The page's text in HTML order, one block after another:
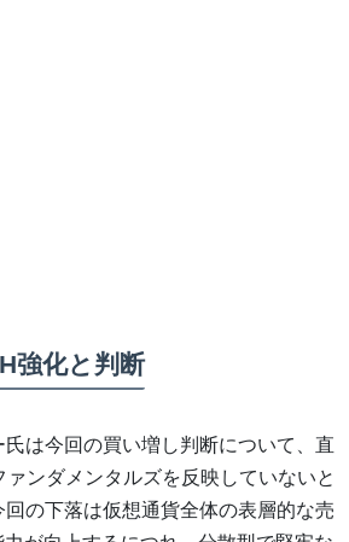
強化と判断
は今回の買い増し判断について、直
ンダメンタルズを反映していないと
の下落は仮想通貨全体の表層的な売